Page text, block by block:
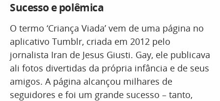
Sucesso e polêmica
O termo ‘Criança Viada’ vem de uma página no
aplicativo Tumblr, criada em 2012 pelo
jornalista Iran de Jesus Giusti. Gay, ele publicava
ali fotos divertidas da própria infância e de seus
amigos. A página alcançou milhares de
seguidores e foi um grande sucesso – tanto,